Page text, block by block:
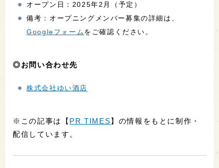
オープン日：2025年2月（予定）
備考：オープニングメンバー募集の詳細は、
Googleフォームをご確認ください。
◎お問い合わせ先
株式会社ゆい酒店
※この記事は【 PR TIMES 】の情報をもとに制作・
配信しています。